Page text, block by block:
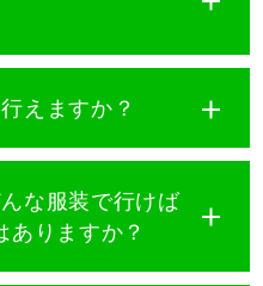
えますか？
な服装で行けば
ありますか？